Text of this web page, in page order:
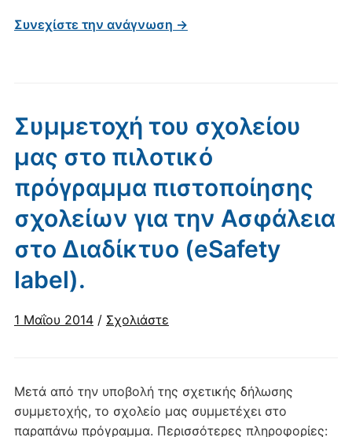
Συνεχίστε την ανάγνωση →
Συμμετοχή του σχολείου
μας στο πιλοτικό
πρόγραμμα πιστοποίησης
σχολείων για την Ασφάλεια
στο Διαδίκτυο (eSafety
label).
1 Μαΐου 2014 / Σχολιάστε
Μετά από την υποβολή της σχετικής δήλωσης
συμμετοχής, το σχολείο μας συμμετέχει στο
παραπάνω πρόγραμμα. Περισσότερες πληροφορίες: